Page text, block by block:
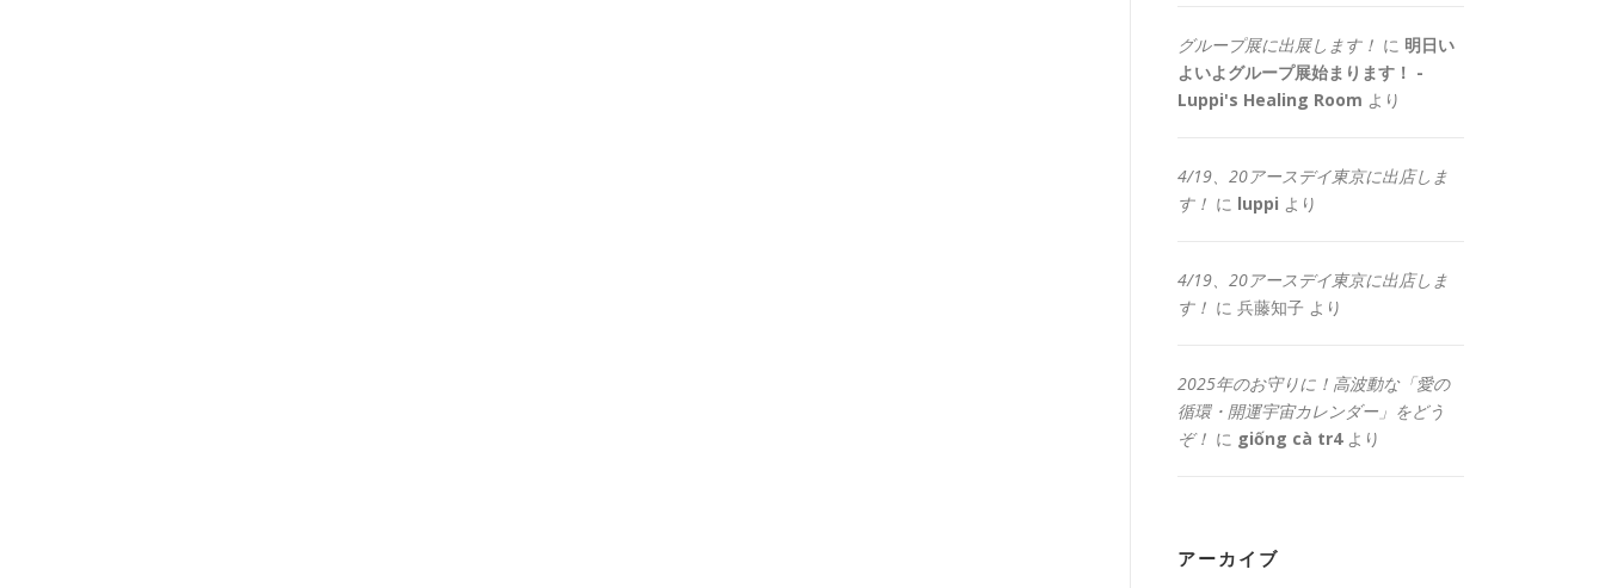
グループ展に出展します！ に 明日い
よいよグループ展始まります！ -
Luppi's Healing Room より
4/19、20アースデイ東京に出店しま
す！ に luppi より
4/19、20アースデイ東京に出店しま
す！ に 兵藤知子 より
2025年のお守りに！高波動な「愛の
循環・開運宇宙カレンダー」をどう
ぞ！ に giống cà tr4より
アーカイブ